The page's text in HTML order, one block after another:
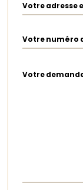
Votre adresse
Votre numéro
Votre